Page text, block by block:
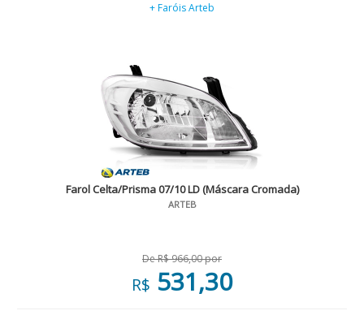
+ Faróis Arteb
Farol Celta/Prisma 07/10 LD (Máscara Cromada)
ARTEB
De R$ 966,00 por
R$ 531,30